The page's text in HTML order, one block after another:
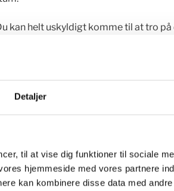
Detaljer
til at vise dig funktioner til sociale
hjemmeside med vores partnere
kan kombinere disse data med
kan helt uskyldigt komme til at tro
bevidst om hvad du retter din
taknemmelighedsfokus? Hvad er